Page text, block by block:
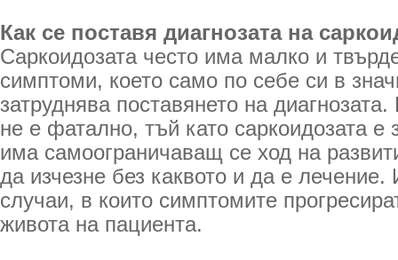
Как се поставя диагнозата на
Саркоидозата често има малко и
симптоми, което само по себе си в
затруднява поставянето на
не е фатално, тъй като саркоидозата е
има самоограничаващ се ход на
да изчезне без каквото и да е
случаи, в които симптомите
живота на пациента.